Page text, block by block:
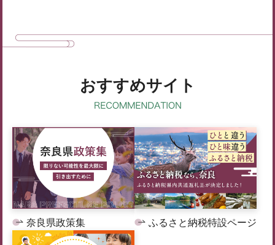
おすすめサイト
奈良県政策集 ふるさと納税特設ページ